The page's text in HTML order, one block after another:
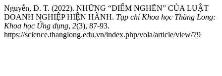
Nguyễn, Đ. T. (2022). NHỮNG “ĐIỂM NGHẼN” CỦA LUẬT
DOANH NGHIỆP HIỆN HÀNH. Tạp chí Khoa học Thăng Long:
Khoa học Ứng dụng, 2(3), 87-93.
https://science.thanglong.edu.vn/index.php/vola/article/view/79